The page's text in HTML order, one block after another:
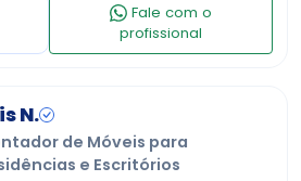
Fale com o
profissional
N.
de Móveis para
e Escritórios